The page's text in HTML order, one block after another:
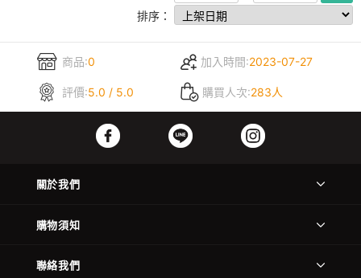
排序：
商品:0 加入時間:2023-07-27
評價:5.0 / 5.0 購買人次:283人
關於我們
購物須知
聯絡我們